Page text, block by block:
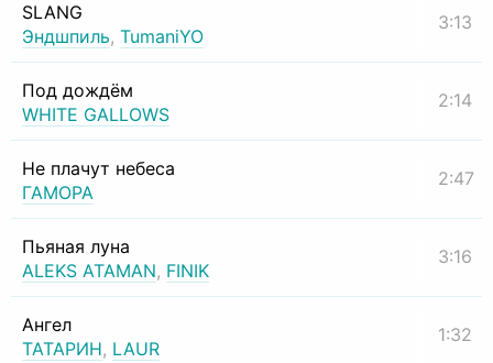
SLANG
Эндшпиль, TumaniYO
3:13
Под дождём
WHITE GALLOWS
2:14
Не плачут небеса
ГАМОРА
2:47
Пьяная луна
ALEKS ATAMAN, FINIK
3:16
Ангел
ТАТАРИН, LAUR
1:32